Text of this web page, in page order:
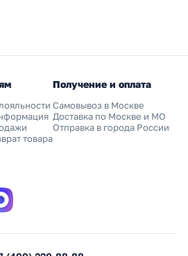
товара
Получение и оплата
Самовывоз в Москве
Доставка по Москве и МО
Отправка в города России